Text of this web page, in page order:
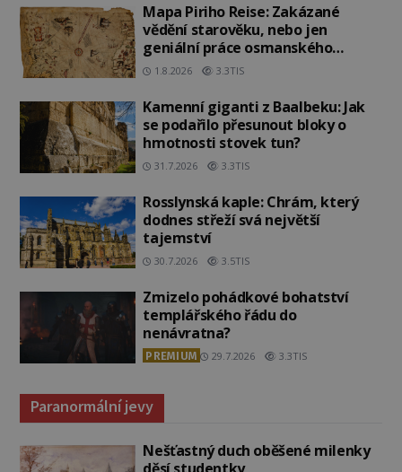
Mapa Piriho Reise: Zakázané
vědění starověku, nebo jen
geniální práce osmanského
admirála?
1.8.2026 3.3TIS
Kamenní giganti z Baalbeku: Jak
se podařilo přesunout bloky o
hmotnosti stovek tun?
31.7.2026 3.3TIS
Rosslynská kaple: Chrám, který
dodnes střeží svá největší
tajemství
30.7.2026 3.5TIS
Zmizelo pohádkové bohatství
templářského řádu do
nenávratna?
PREMIUM 29.7.2026 3.3TIS
Paranormální jevy
Nešťastný duch oběšené milenky